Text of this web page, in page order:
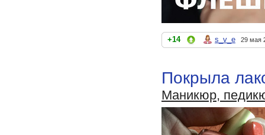
+14 s_v_e 29 мая
Покрыла
Маникюр,